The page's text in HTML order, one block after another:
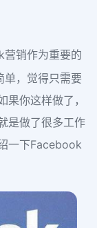
销作为重要的
，觉得只需要
你这样做了，
是做了很多工作
一下Facebook